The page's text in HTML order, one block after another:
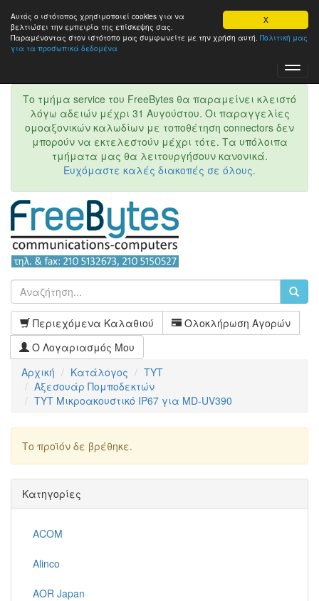
X
Αυτός ο ιστότοπος χρησιμοποιεί cookies για να
βελτιώσει την εμπειρία της επίσκεψης σας.
Παραμένοντας στον ιστότοπo μας συμφωνείτε με την χρήση αυτή. Πολιτική μας
για τα προσωπικά δεδομένα
Το τμήμα service του FreeBytes θα παραμείνει κλειστό
λόγω αδειών μέχρι 31 Αυγούστου. Οι παραγγελίες
ομοαξονικών καλωδίων με τοποθέτηση connectors δεν
μπορούν να εκτελεστούν μέχρι τότε. Τα υπόλοιπα
τμήματα μας θα λειτουργήσουν κανονικά.
Ευχόμαστε καλές διακοπές σε όλους.
Περιεχόμενα Καλαθιού
Ολοκλήρωση Αγορών
Ο Λογαριασμός Μου
Αρχική
Κατάλογος
TYT
Αξεσουάρ Πομποδεκτών
TYT Μικροακουστικό IP67 για MD-UV390
Το προϊόν δε βρέθηκε.
Κατηγορίες
ACOM
Alinco
AOR Japan